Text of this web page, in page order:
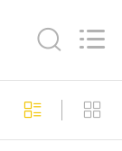
28